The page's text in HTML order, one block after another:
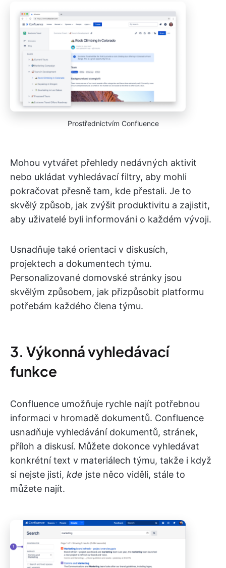
Prostřednictvím Confluence
Mohou vytvářet přehledy nedávných aktivit
nebo ukládat vyhledávací filtry, aby mohli
pokračovat přesně tam, kde přestali. Je to
skvělý způsob, jak zvýšit produktivitu a zajistit,
aby uživatelé byli informováni o každém vývoji.
Usnadňuje také orientaci v diskusích,
projektech a dokumentech týmu.
Personalizované domovské stránky jsou
skvělým způsobem, jak přizpůsobit platformu
potřebám každého člena týmu.
3. Výkonná vyhledávací
funkce
Confluence umožňuje rychle najít potřebnou
informaci v hromadě dokumentů. Confluence
usnadňuje vyhledávání dokumentů, stránek,
příloh a diskusí. Můžete dokonce vyhledávat
konkrétní text v materiálech týmu, takže i když
si nejste jisti, kde jste něco viděli, stále to
můžete najít.